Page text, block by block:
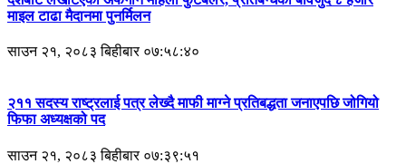
माइल टाढा मैदानमा पुनर्मिलन
साउन २१, २०८३ बिहीबार ०७:५८:४०
२११ सदस्य राष्ट्रलाई पत्र लेख्दै माफी माग्ने प्रतिबद्धता जनाएपछि जोगियो
फिफा अध्यक्षको पद
साउन २१, २०८३ बिहीबार ०७:३९:५१